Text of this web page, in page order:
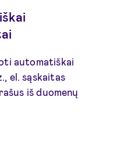
automatiškai
el. sąskaitas
iš duomenų